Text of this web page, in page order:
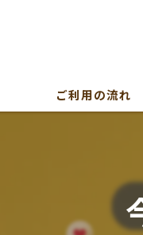
ご利用の流れ